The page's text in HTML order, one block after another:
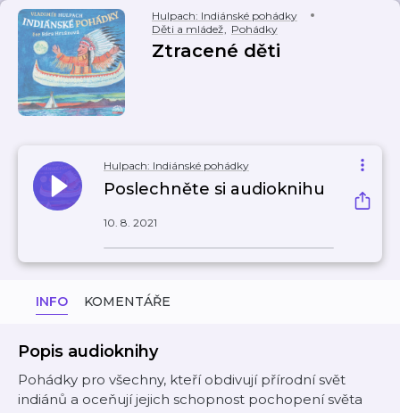
Hulpach: Indiánské pohádky
Děti a mládež, Pohádky
Ztracené děti
Hulpach: Indiánské pohádky
Poslechněte si audioknihu
10. 8. 2021
INFO KOMENTÁŘE
Popis audioknihy
Pohádky pro všechny, kteří obdivují přírodní svět
indiánů a oceňují jejich schopnost pochopení světa